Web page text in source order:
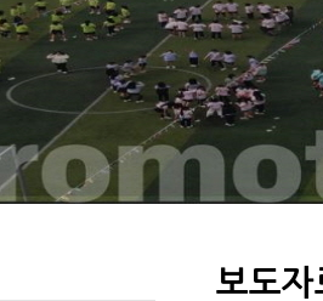
학
학
보도자